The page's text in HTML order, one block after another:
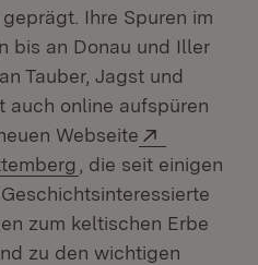
Ihre Spuren im
bis an Donau und Iller
Tauber, Jagst und
auch online aufspüren
Web­seite
(Öffnet in neuem
, die seit einigen
zum keltischen Erbe
zu den wichtigen